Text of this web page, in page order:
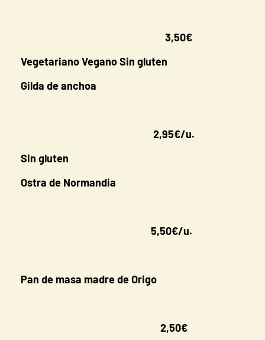
3,50€
Vegetariano Vegano Sin gluten
Gilda de anchoa
2,95€/u.
Sin gluten
Ostra de Normandia
5,50€/u.
Pan de masa madre de Origo
2,50€